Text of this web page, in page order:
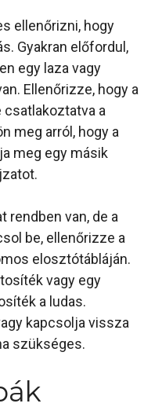
ellenőrizni, hogy
Gyakran előfordul,
egy laza vagy
Ellenőrizze, hogy a
a
meg arról, hogy a
meg egy másik
rendben van, de a
be, ellenőrizze a
elosztótábláján.
vagy egy
a ludas.
kapcsolja vissza
szükséges.